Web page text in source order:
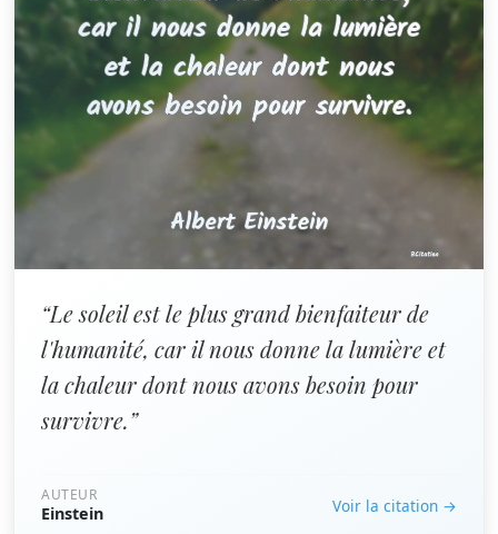
“Le soleil est le plus grand bienfaiteur de
l'humanité, car il nous donne la lumière et
la chaleur dont nous avons besoin pour
survivre.”
AUTEUR
Einstein Voir la citation →